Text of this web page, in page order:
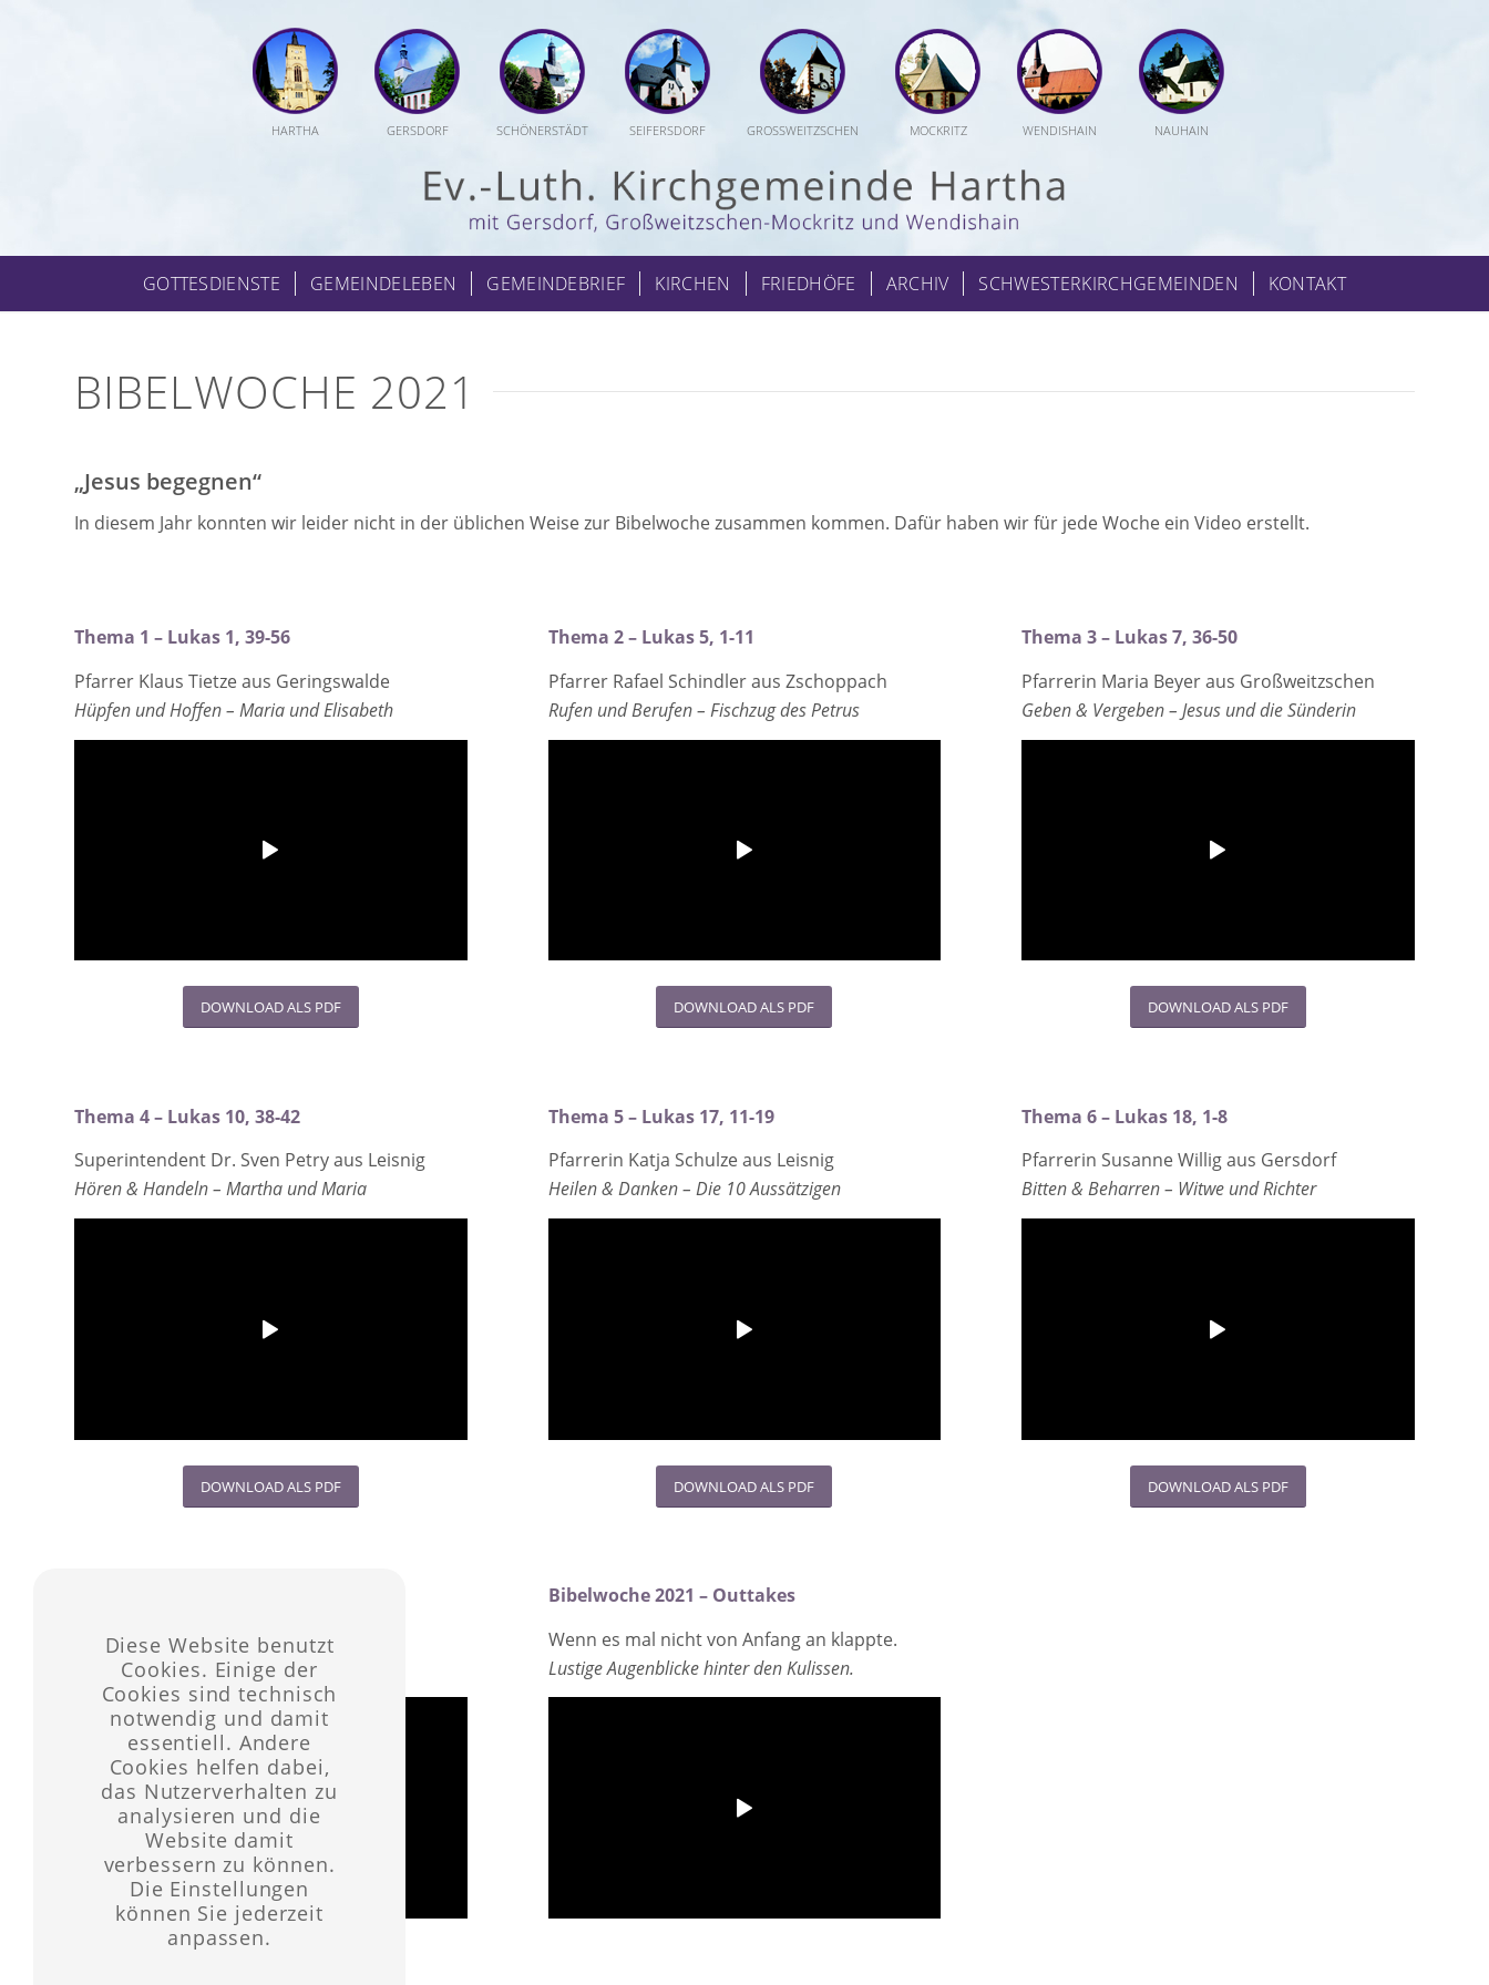
HARTHA GERSDORF SCHÖNERSTÄDT SEIFERSDORF GROSSWEITZSCHEN MOCKRITZ WENDISHAIN NAUHAIN
GOTTESDIENSTE GEMEINDELEBEN GEMEINDEBRIEF KIRCHEN FRIEDHÖFE ARCHIV SCHWESTERKIRCHGEMEINDEN KONTAKT
BIBELWOCHE 2021
„Jesus begegnen“
In diesem Jahr konnten wir leider nicht in der üblichen Weise zur Bibelwoche zusammen kommen. Dafür haben wir für jede Woche ein Video erstellt.
Thema 1 – Lukas 1, 39-56
Pfarrer Klaus Tietze aus Geringswalde
Hüpfen und Hoffen – Maria und Elisabeth
DOWNLOAD ALS PDF
Thema 2 – Lukas 5, 1-11
Pfarrer Rafael Schindler aus Zschoppach
Rufen und Berufen – Fischzug des Petrus
DOWNLOAD ALS PDF
Thema 3 – Lukas 7, 36-50
Pfarrerin Maria Beyer aus Großweitzschen
Geben & Vergeben – Jesus und die Sünderin
DOWNLOAD ALS PDF
Thema 4 – Lukas 10, 38-42
Superintendent Dr. Sven Petry aus Leisnig
Hören & Handeln – Martha und Maria
DOWNLOAD ALS PDF
Thema 5 – Lukas 17, 11-19
Pfarrerin Katja Schulze aus Leisnig
Heilen & Danken – Die 10 Aussätzigen
DOWNLOAD ALS PDF
Thema 6 – Lukas 18, 1-8
Pfarrerin Susanne Willig aus Gersdorf
Bitten & Beharren – Witwe und Richter
DOWNLOAD ALS PDF
Pfarrer Reinald Richber aus Waldheim
Kommen & Gehen – Emmausjünger
Bibelwoche 2021 – Outtakes
Wenn es mal nicht von Anfang an klappte.
Lustige Augenblicke hinter den Kulissen.
Diese Website benutzt
Cookies. Einige der
Cookies sind technisch
notwendig und damit
essentiell. Andere
Cookies helfen dabei,
das Nutzerverhalten zu
analysieren und die
Website damit
verbessern zu können.
Die Einstellungen
können Sie jederzeit
anpassen.